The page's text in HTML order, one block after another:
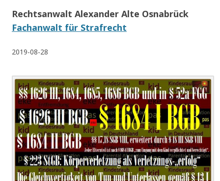
Rechtsanwalt Alexander Alte Osnabrück
Fachanwalt für Strafrecht
2019-08-28